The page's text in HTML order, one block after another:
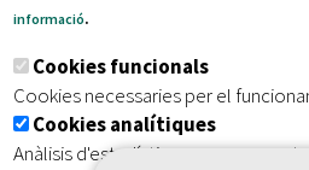
Subscriu-te al nostre butlletí
Inici | Avís legal | Protecció de
| Accessibilitat
informació.
Cookies funcionals
Cookies necessaries per el
Cookies analítiques
Anàlisis d'estadístiques que